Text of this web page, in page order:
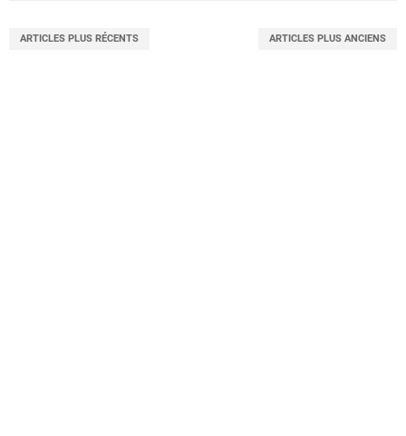
ARTICLES PLUS RÉCENTS ARTICLES PLUS ANCIENS